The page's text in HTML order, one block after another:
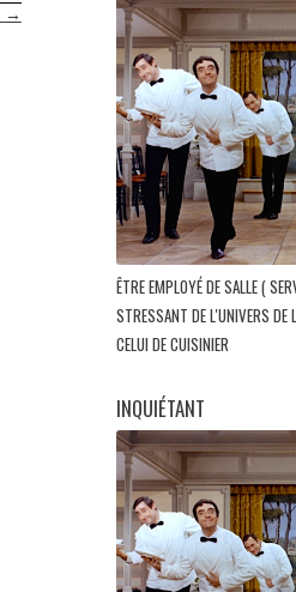
→
ÊTRE EMPLOYÉ DE SALLE (
STRESSANT DE L'UNIVERS DE
CELUI DE CUISINIER
INQUIÉTANT